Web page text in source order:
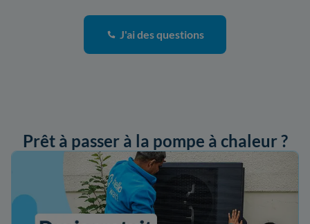
J'ai des questions
Prêt à passer à la pompe à chaleur ?